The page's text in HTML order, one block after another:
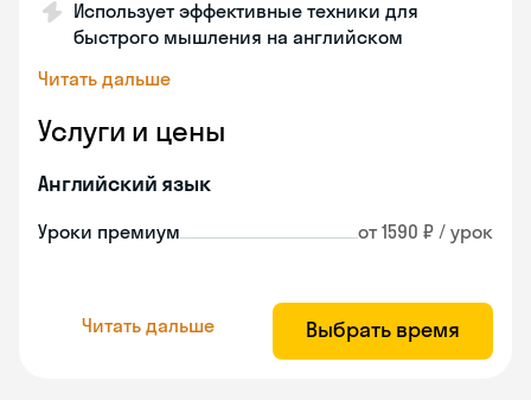
Использует эффективные техники для
быстрого мышления на английском
Читать дальше
Услуги и цены
Английский язык
Уроки премиум от 1590 ₽ / урок
Читать дальше Выбрать время